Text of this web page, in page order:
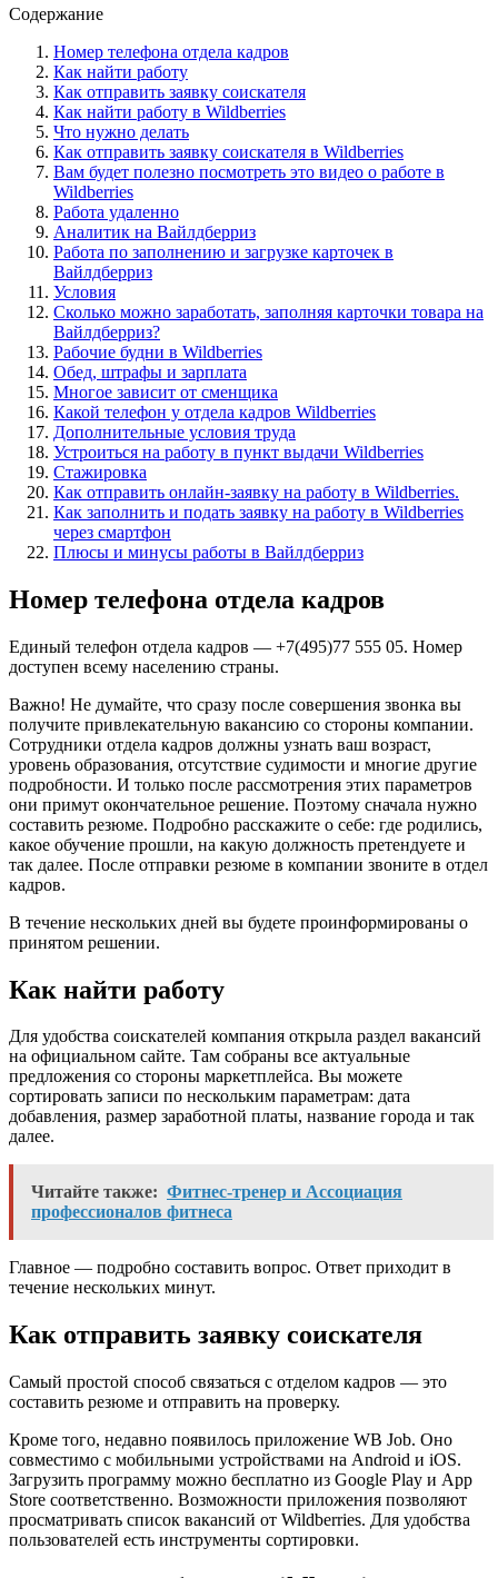
Содержание
Номер телефона отдела кадров
Как найти работу
Как отправить заявку соискателя
Как найти работу в Wildberries
Что нужно делать
Как отправить заявку соискателя в Wildberries
Вам будет полезно посмотреть это видео о работе в
Wildberries
Работа удаленно
Аналитик на Вайлдберриз
Работа по заполнению и загрузке карточек в
Вайлдберриз
Условия
Сколько можно заработать, заполняя карточки товара на
Вайлдберриз?
Рабочие будни в Wildberries
Обед, штрафы и зарплата
Многое зависит от сменщика
Какой телефон у отдела кадров Wildberries
Дополнительные условия труда
Устроиться на работу в пункт выдачи Wildberries
Стажировка
Как отправить онлайн-заявку на работу в Wildberries.
Как заполнить и подать заявку на работу в Wildberries
через смартфон
Плюсы и минусы работы в Вайлдберриз
Номер телефона отдела кадров
Единый телефон отдела кадров — +7(495)77 555 05. Номер
доступен всему населению страны.
Важно! Не думайте, что сразу после совершения звонка вы
получите привлекательную вакансию со стороны компании.
Сотрудники отдела кадров должны узнать ваш возраст,
уровень образования, отсутствие судимости и многие другие
подробности. И только после рассмотрения этих параметров
они примут окончательное решение. Поэтому сначала нужно
составить резюме. Подробно расскажите о себе: где родились,
какое обучение прошли, на какую должность претендуете и
так далее. После отправки резюме в компании звоните в отдел
кадров.
В течение нескольких дней вы будете проинформированы о
принятом решении.
Как найти работу
Для удобства соискателей компания открыла раздел вакансий
на официальном сайте. Там собраны все актуальные
предложения со стороны маркетплейса. Вы можете
сортировать записи по нескольким параметрам: дата
добавления, размер заработной платы, название города и так
далее.
Читайте также: Фитнес-тренер и Ассоциация
профессионалов фитнеса
Главное — подробно составить вопрос. Ответ приходит в
течение нескольких минут.
Как отправить заявку соискателя
Самый простой способ связаться с отделом кадров — это
составить резюме и отправить на проверку.
Кроме того, недавно появилось приложение WB Job. Оно
совместимо с мобильными устройствами на Android и iOS.
Загрузить программу можно бесплатно из Google Play и App
Store соответственно. Возможности приложения позволяют
просматривать список вакансий от Wildberries. Для удобства
пользователей есть инструменты сортировки.